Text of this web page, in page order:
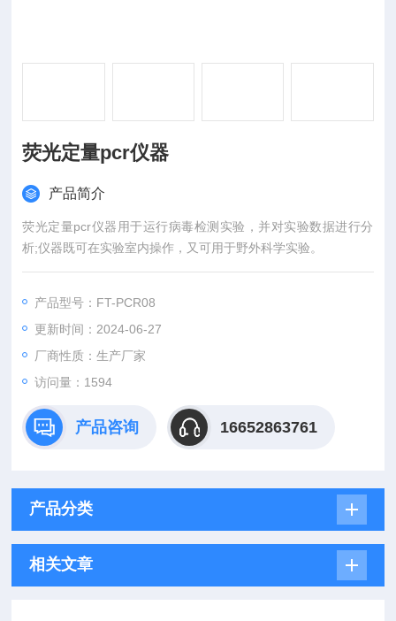
荧光定量pcr仪器
产品简介
荧光定量pcr仪器用于运行病毒检测实验，并对实验数据进行分
析;仪器既可在实验室内操作，又可用于野外科学实验。
产品型号：FT-PCR08
更新时间：2024-06-27
厂商性质：生产厂家
访问量：1594
产品咨询 16652863761
产品分类
相关文章